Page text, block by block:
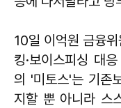
10일 이억원 금융
킹·보이스피싱 대
의 '미토스'는 기존
지할 뿐 아니라 스